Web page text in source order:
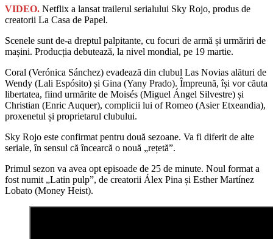
VIDEO. Netflix a lansat trailerul serialului Sky Rojo, produs de
creatorii La Casa de Papel.
Scenele sunt de-a dreptul palpitante, cu focuri de armă și urmăriri de
mașini. Producția debutează, la nivel mondial, pe 19 martie.
Coral (Verónica Sánchez) evadează din clubul Las Novias alături de
Wendy (Lali Espósito) și Gina (Yany Prado). Împreună, își vor căuta
libertatea, fiind urmărite de Moisés (Miguel Ángel Silvestre) și
Christian (Enric Auquer), complicii lui of Romeo (Asier Etxeandia),
proxenetul și proprietarul clubului.
Sky Rojo este confirmat pentru două sezoane. Va fi diferit de alte
seriale, în sensul că încearcă o nouă „rețetă”.
Primul sezon va avea opt episoade de 25 de minute. Noul format a
fost numit „Latin pulp”, de creatorii Álex Pina și Esther Martínez
Lobato (Money Heist).